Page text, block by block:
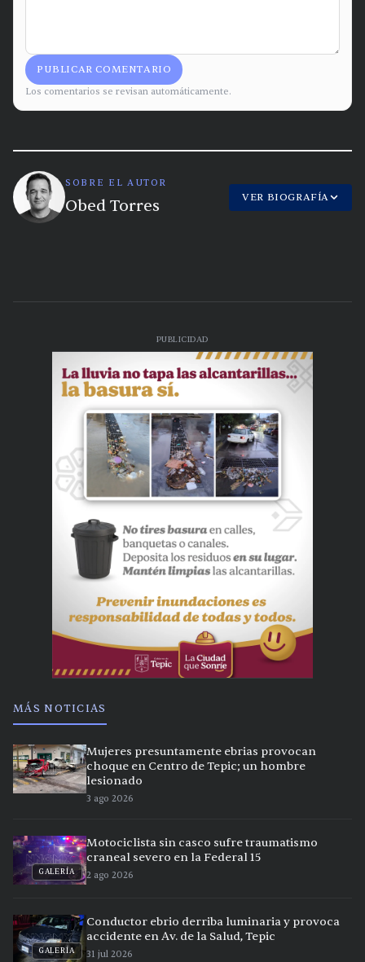
PUBLICAR COMENTARIO
Los comentarios se revisan automáticamente.
SOBRE EL AUTOR
Obed Torres VER BIOGRAFÍA
PUBLICIDAD
MÁS NOTICIAS
Mujeres presuntamente ebrias provocan
choque en Centro de Tepic; un hombre
lesionado
3 ago 2026
GALERÍA
Motociclista sin casco sufre traumatismo
craneal severo en la Federal 15
2 ago 2026
GALERÍA
Conductor ebrio derriba luminaria y provoca
accidente en Av. de la Salud, Tepic
31 jul 2026